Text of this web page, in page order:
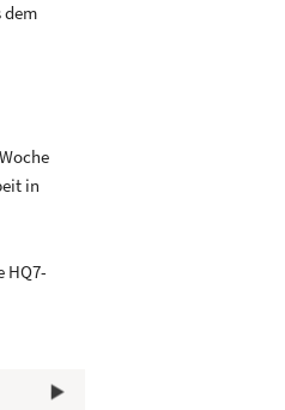
dem
in
HQ7-